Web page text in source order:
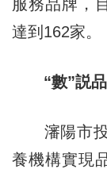
服務品牌，
達到162家。
“數”説
瀋陽市投
養機構實現